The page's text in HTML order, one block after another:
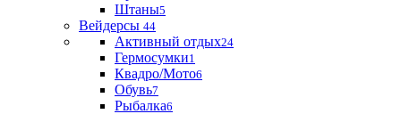
Штаны5
Вейдерсы 44
Активный отдых24
Гермосумки1
Квадро/Мото6
Обувь7
Рыбалка6